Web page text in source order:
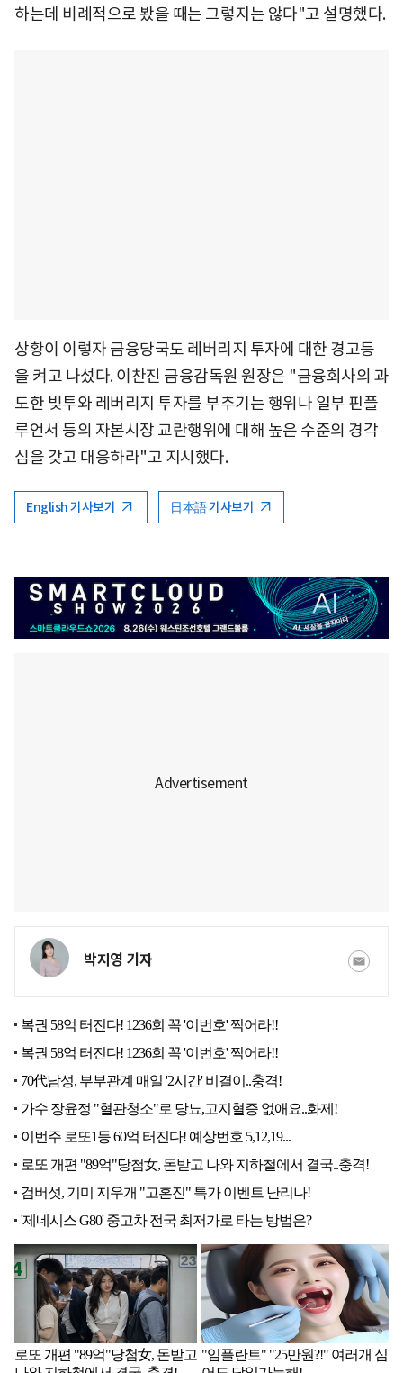
하는데 비례적으로 봤을 때는 그렇지는 않다"고 설명했다.
상황이 이렇자 금융당국도 레버리지 투자에 대한 경고등
을 켜고 나섰다. 이찬진 금융감독원 원장은 "금융회사의 과
도한 빚투와 레버리지 투자를 부추기는 행위나 일부 핀플
루언서 등의 자본시장 교란행위에 대해 높은 수준의 경각
심을 갖고 대응하라"고 지시했다.
English 기사보기 日本語 기사보기
박지영 기자